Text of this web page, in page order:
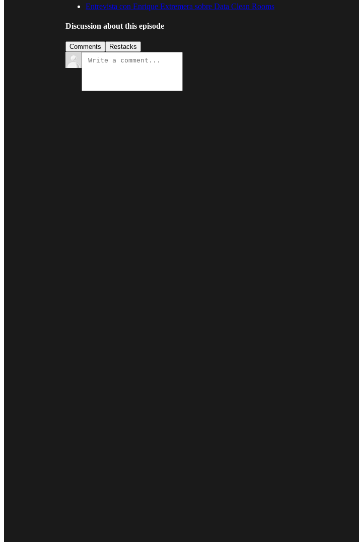
Entrevista con Enrique Extremera sobre Data Clean Rooms
Discussion about this episode
Comments Restacks